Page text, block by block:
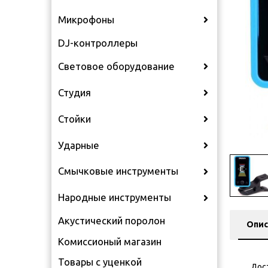
Микрофоны
DJ-контроллеры
Световое оборудование
Студия
Стойки
Ударные
Смычковые инструменты
Народные инструменты
Акустический поролон
Комиссионый магазин
Товары с уценкой